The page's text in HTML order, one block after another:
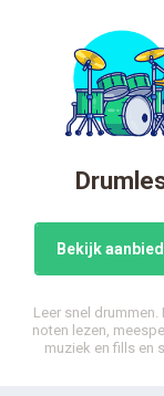
Bekijk
Leer snel drummen.
noten lezen,
muziek en fills en